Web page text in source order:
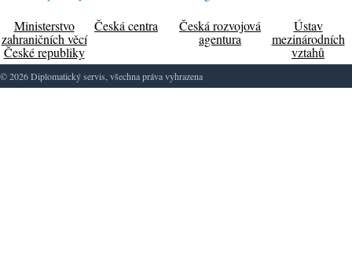
Ministerstvo
zahraničních věcí
České republiky
Česká centra
Česká rozvojová
agentura
Ústav
mezinárodních
vztahů
© 2026 Diplomatický servis, všechna práva vyhrazena